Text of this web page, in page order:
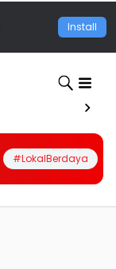
Install
#LokalBerdaya